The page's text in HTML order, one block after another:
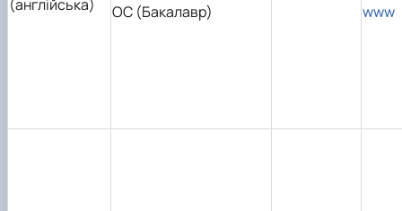
(англійська) ОС (Бакалавр)
www